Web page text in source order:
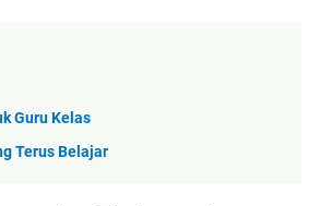
Guru Kelas
Terus Belajar